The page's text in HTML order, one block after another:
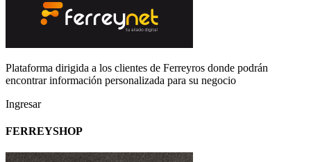
Plataforma dirigida a los clientes de Ferreyros donde podrán
encontrar información personalizada para su negocio
Ingresar
FERREYSHOP